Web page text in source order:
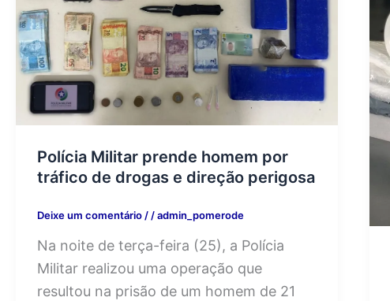
Polícia Militar prende homem por
tráfico de drogas e direção perigosa
Deixe um comentário / /admin_pomerode
Na noite de terça-feira (25), a Polícia
Militar realizou uma operação que
resultou na prisão de um homem de 21